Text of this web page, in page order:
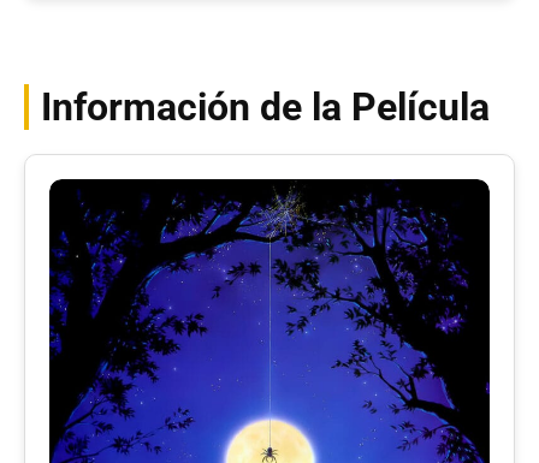
Información de la Película